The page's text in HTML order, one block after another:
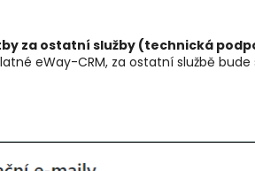
za ostatní služby (technická
eWay-CRM, za ostatní službě